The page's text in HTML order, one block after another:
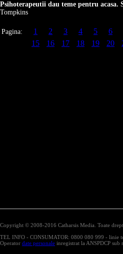
Psihoterapeutii dau teme pentru
Tompkins
Pagina: 1 2 3 4 5 6
15
16 17 18 19 20
Copyright © 2008-2016 Catharsis Media. Toate
TEL INFO - CONSUMATOR: 0800 080 999 - linie
Operator date personale inregistrat la ANSPDCP